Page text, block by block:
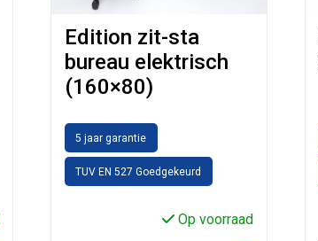
Edition zit-sta
bureau elektrisch
(160×80)
5 jaar garantie
TUV EN 527 Goedgekeurd
Op voorraad